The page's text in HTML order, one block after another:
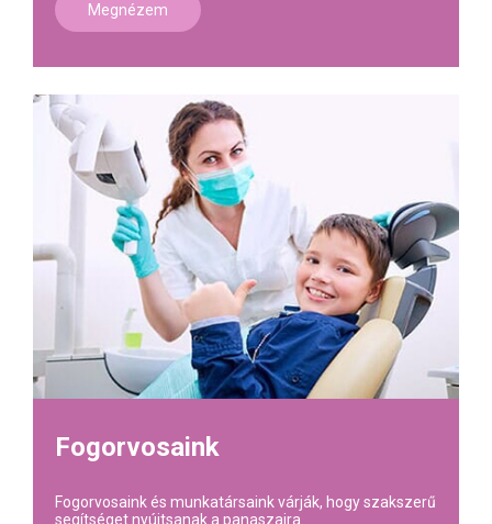
Megnézem
Fogorvosaink
Fogorvosaink és munkatársaink várják, hogy szakszerű
segítséget nyújtsanak a panaszaira.